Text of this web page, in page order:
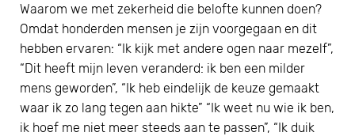
Waarom we met zekerheid die belofte kunnen doen?
Omdat honderden mensen je zijn voorgegaan en dit
hebben ervaren: “Ik kijk met andere ogen naar mezelf”,
“Dit heeft mijn leven veranderd: ik ben een milder
mens geworden”, “Ik heb eindelijk de keuze gemaakt
waar ik zo lang tegen aan hikte” “Ik weet nu wie ik ben,
ik hoef me niet meer steeds aan te passen”, “Ik duik